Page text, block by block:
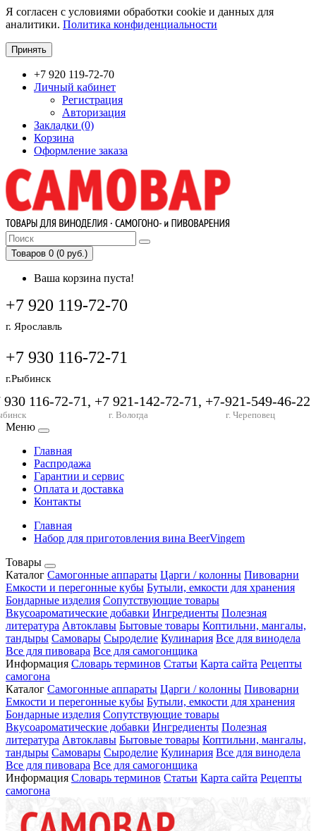
Я согласен с условиями обработки cookie и данных для
аналитики. Политика конфиденциальности
Принять
+7 920 119-72-70
Личный кабинет
Регистрация
Авторизация
Закладки (0)
Корзина
Оформление заказа
Товаров 0 (0 руб.)
Ваша корзина пуста!
+7 920 119-72-70
г. Ярославль
+7 930 116-72-71
г.Рыбинск
116-72-71, +7 921-142-72-71, +7-921-549-46-22
г. Вологда г. Череповец
Меню
Главная
Распродажа
Гарантии и сервис
Оплата и доставка
Контакты
Главная
Набор для приготовления вина BeerVingem
Товары
Каталог Самогонные аппараты Царги / колонны Пивоварни
Емкости и перегонные кубы Бутыли, емкости для хранения
Бондарные изделия Сопутствующие товары
Вкусоароматические добавки Ингредиенты Полезная
литература Автоклавы Бытовые товары Коптильни, мангалы,
тандыры Самовары Сыроделие Кулинария Все для винодела
Все для пивовара Все для самогонщика
Информация Словарь терминов Статьи Карта сайта Рецепты
самогона
Каталог Самогонные аппараты Царги / колонны Пивоварни
Емкости и перегонные кубы Бутыли, емкости для хранения
Бондарные изделия Сопутствующие товары
Вкусоароматические добавки Ингредиенты Полезная
литература Автоклавы Бытовые товары Коптильни, мангалы,
тандыры Самовары Сыроделие Кулинария Все для винодела
Все для пивовара Все для самогонщика
Информация Словарь терминов Статьи Карта сайта Рецепты
самогона